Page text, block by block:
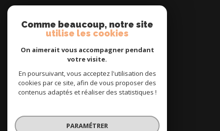
Comme beaucoup, notre site
utilise les cookies
On aimerait vous accompagner pendant
votre visite.
En poursuivant, vous acceptez l'utilisation des
cookies par ce site, afin de vous proposer des
contenus adaptés et réaliser des statistiques !
PARAMÉTRER